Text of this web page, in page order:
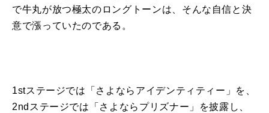
で牛丸が放つ極太のロングトーンは、そんな自信と決
意で漲っていたのである。
1stステージでは「さよならアイデンティティー」を、
2ndステージでは「さよならプリズナー」を披露し、